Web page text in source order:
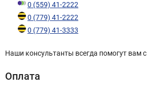
0 (559) 41-2222
0 (779) 41-2222
0 (779) 41-3333
Наши консультанты всегда помогут вам
Оплата